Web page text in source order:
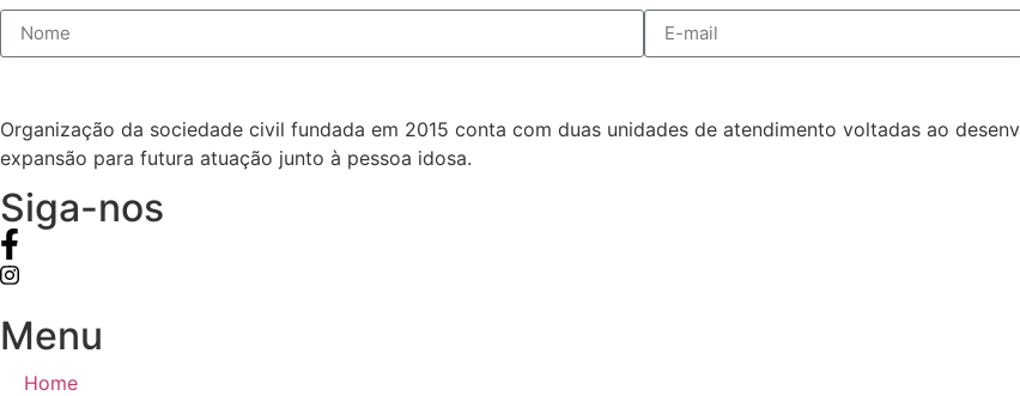
Organização da sociedade civil fundada em 2015 conta com duas unidades de atendimento voltadas ao
expansão para futura atuação junto à pessoa idosa.
Siga-nos
Menu
Home